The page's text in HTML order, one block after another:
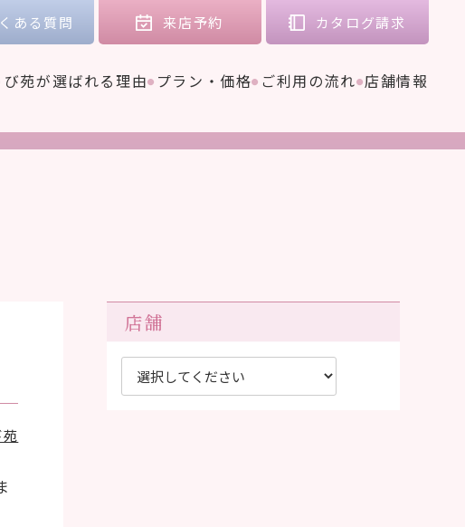
び苑が選ばれる理由 プラン・価格 ご利用の流れ 店舗情報
ある質問 来店予約 カタログ請求
店舗